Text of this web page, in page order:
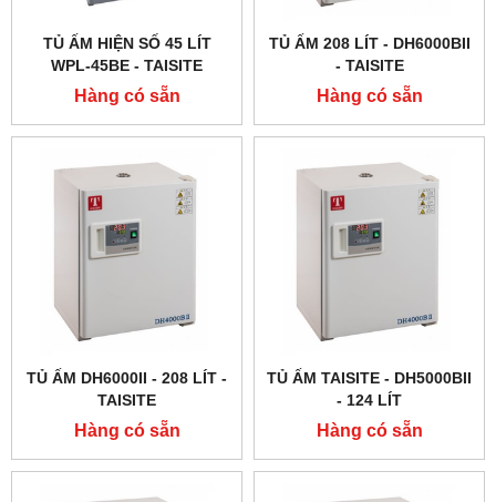
TỦ ẤM HIỆN SỐ 45 LÍT
WPL-45BE - TAISITE
Hàng có sẵn
TỦ ẤM 208 LÍT - DH6000BII
- TAISITE
Hàng có sẵn
TỦ ẤM DH6000II - 208 LÍT -
TAISITE
Hàng có sẵn
TỦ ẤM TAISITE - DH5000BII
- 124 LÍT
Hàng có sẵn